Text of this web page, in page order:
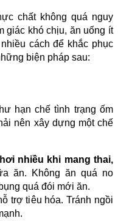
chất không quá nguy
giác khó chịu, ăn uống ít
cách để khắc phục
biện pháp sau:
hạn chế tình trạng ốm
nên xây dựng một chế
nhiều khi mang thai,
ăn. Không ăn quá no
quá đói mới ăn.
trợ tiêu hóa. Tránh ngồi